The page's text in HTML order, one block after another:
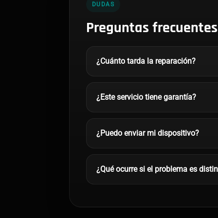
DUDAS
Preguntas frecuentes
¿Cuánto tarda la reparación?
¿Este servicio tiene garantía?
¿Puedo enviar mi dispositivo?
¿Qué ocurre si el problema es